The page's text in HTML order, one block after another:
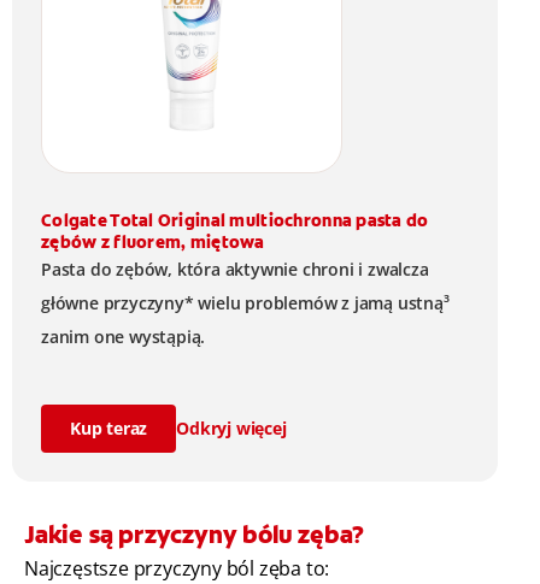
Colgate Total Original multiochronna pasta do
zębów z fluorem, miętowa
Pasta do zębów, która aktywnie chroni i zwalcza
główne przyczyny* wielu problemów z jamą ustną³
zanim one wystąpią.
Kup teraz Odkryj więcej
Jakie są przyczyny bólu zęba?
Najczęstsze przyczyny ból zęba to: